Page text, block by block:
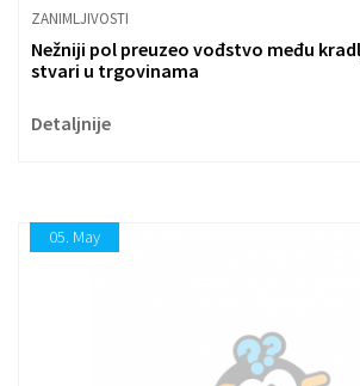
ZANIMLJIVOSTI
Nežniji pol preuzeo vođstvo među
stvari u trgovinama
Detaljnije
05. May